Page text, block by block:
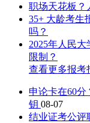
职场天花板？
35+ 大龄考生
吗？
2025年人民
限制？
查看更多报考
申论卡在60
钥 08-07
结业证考公评